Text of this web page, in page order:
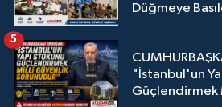
Düğmeye
"İstanbul'un
Güçlendirmek
5